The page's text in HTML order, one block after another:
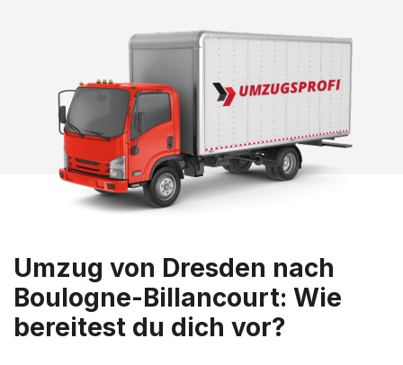
Umzug von Dresden nach
Boulogne-Billancourt: Wie
bereitest du dich vor?